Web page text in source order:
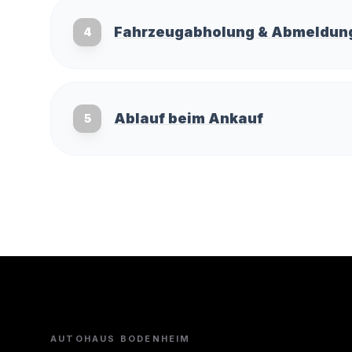
4 Fahrzeugabholung &
5 Ablauf beim Ankauf
AUTOHAUS BODENHEIM